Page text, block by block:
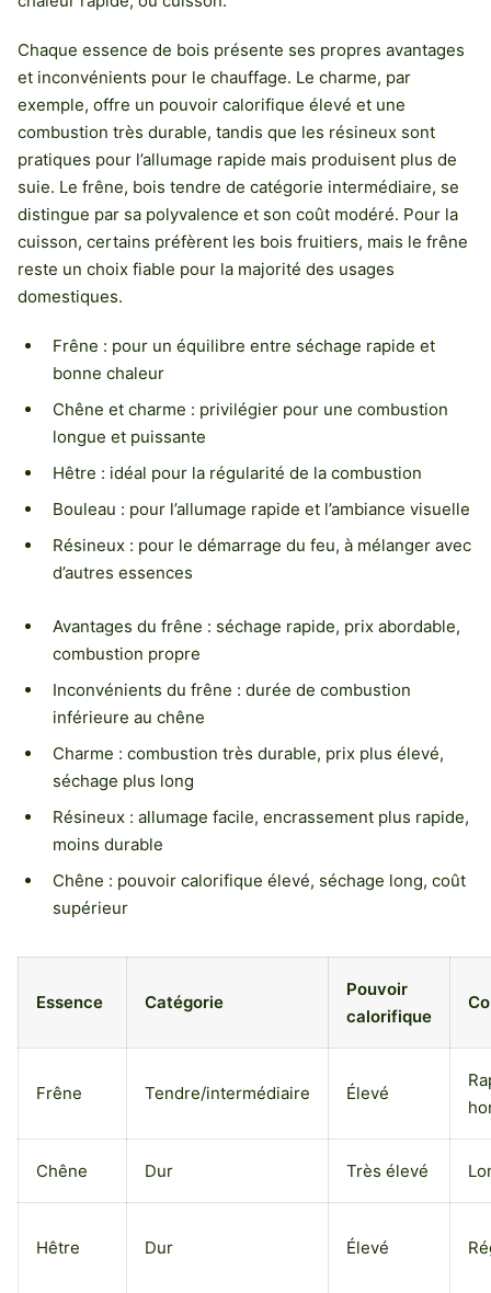
Chaque essence de bois présente ses propres avantages
et inconvénients pour le chauffage. Le charme, par
exemple, offre un pouvoir calorifique élevé et une
combustion très durable, tandis que les résineux sont
pratiques pour l’allumage rapide mais produisent plus de
suie. Le frêne, bois tendre de catégorie intermédiaire, se
distingue par sa polyvalence et son coût modéré. Pour la
cuisson, certains préfèrent les bois fruitiers, mais le frêne
reste un choix fiable pour la majorité des usages
domestiques.
Frêne : pour un équilibre entre séchage rapide et
bonne chaleur
Chêne et charme : privilégier pour une combustion
longue et puissante
Hêtre : idéal pour la régularité de la combustion
Bouleau : pour l’allumage rapide et l’ambiance visuelle
Résineux : pour le démarrage du feu, à mélanger avec
d’autres essences
Avantages du frêne : séchage rapide, prix abordable,
combustion propre
Inconvénients du frêne : durée de combustion
inférieure au chêne
Charme : combustion très durable, prix plus élevé,
séchage plus long
Résineux : allumage facile, encrassement plus rapide,
moins durable
Chêne : pouvoir calorifique élevé, séchage long, coût
supérieur
Essence Catégorie
Pouvoir
calorifique
Frêne Tendre/intermédiaire Élevé
Chêne Dur Très élevé
Hêtre Dur Élevé